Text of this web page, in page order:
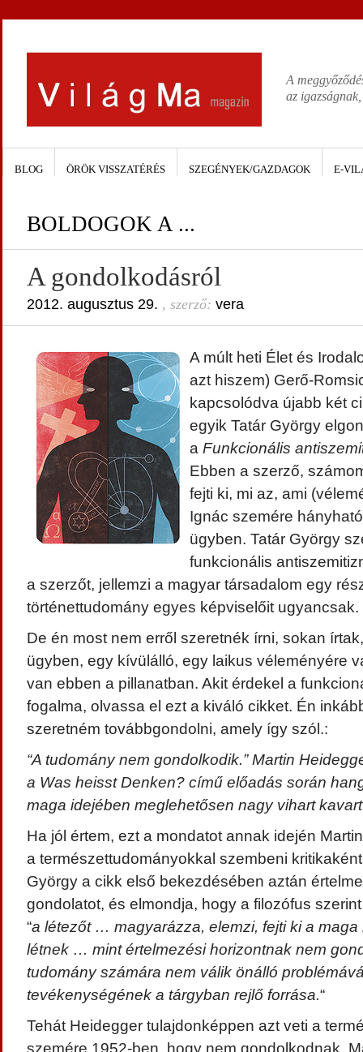
A
az
BLOG ÖRÖK VISSZATÉRÉS SZEGÉNYEK/GAZDAGOK E-
BOLDOGOK A ...
A gondolkodásról
2012. augusztus 29. , szerző: vera
A múlt heti Élet és
azt hiszem) Gerő-
kapcsolódva újabb két
egyik Tatár György
a Funkcionális
Ebben a szerző,
fejti ki, mi az, ami
Ignác szemére
ügyben. Tatár György
funkcionális
a szerzőt, jellemzi a magyar társadalom egy
történettudomány egyes képviselőit ugyancsak.
De én most nem erről szeretnék írni, sokan
ügyben, egy kívülálló, egy laikus véleményére
van ebben a pillanatban. Akit érdekel a
fogalma, olvassa el ezt a kiváló cikket. Én
szeretném továbbgondolni, amely így szól.:
“A tudomány nem gondolkodik.” Martin
a Was heisst Denken? című előadás során
maga idejében meglehetősen nagy vihart
Ha jól értem, ezt a mondatot annak idején
a természettudományokkal szembeni
György a cikk első bekezdésében aztán
gondolatot, és elmondja, hogy a filozófus
“a létezőt … magyarázza, elemzi, fejti ki a
létnek … mint értelmezési horizontnak nem
tudomány számára nem válik önálló
tevékenységének a tárgyban rejlő forrása.“
Tehát Heidegger tulajdonképpen azt veti a
szemére 1952-ben, hogy nem gondolkodnak.